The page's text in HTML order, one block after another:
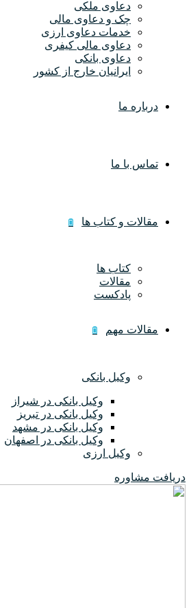
دعاوی ملکی
چک و دعاوی مالی
خدمات دعاوی ارزی
دعاوی مالی کیفری
دعاوی بانکی
ایرانیان خارج از کشور
درباره ما
تماس با ما
مقالات و کتاب ها
کتاب ها
مقالات
پادکست
مقالات مهم
وکیل بانکی
وکیل بانکی در شیراز
وکیل بانکی در تبریز
وکیل بانکی در مشهد
وکیل بانکی در اصفهان
وکیل ارزی
دریافت مشاوره